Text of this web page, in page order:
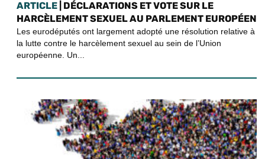
ARTICLE | DÉCLARATIONS ET VOTE SUR LE
HARCÈLEMENT SEXUEL AU PARLEMENT EUROPÉEN
Les eurodéputés ont largement adopté une résolution relative à
la lutte contre le harcèlement sexuel au sein de l’Union
européenne. Un...